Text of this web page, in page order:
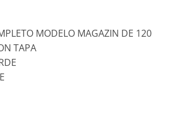
MODELO MAGAZIN DE 120
TAPA